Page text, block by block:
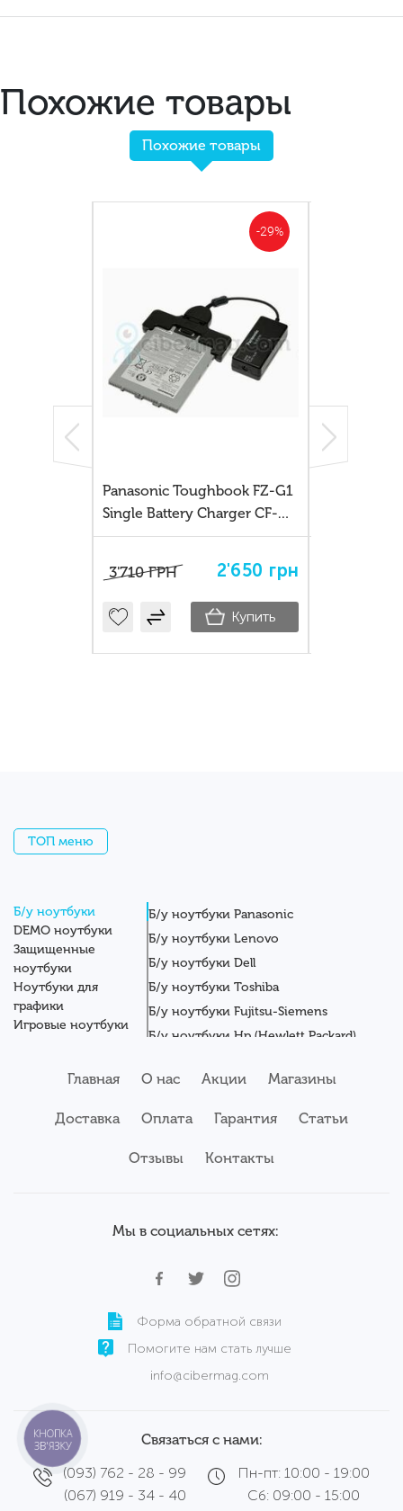
Похожие товары
Похожие товары
-29%
Panasonic Toughbook FZ-G1
Single Battery Charger CF-
VCBTB3 для зовнішньої
3'710 ГРН 2'650 грн
Купить
ТОП меню
Б/у ноутбуки
DEMO ноутбуки
Защищенные
ноутбуки
Ноутбуки для
графики
Игровые ноутбуки
Мониторы
Серверы
Б/у ноутбуки Panasonic
Б/у ноутбуки Lenovo
Б/у ноутбуки Dell
Б/у ноутбуки Toshiba
Б/у ноутбуки Fujitsu-Siemens
Б/у ноутбуки Hp (Hewlett Packard)
Б/у ноутбуки Asus
Б/у ноутбуки Samsung
Главная О нас Акции Магазины
Доставка Оплата Гарантия Статьи
Отзывы Контакты
Мы в социальных сетях:
Форма обратной связи
Помогите нам стать лучше
info@cibermag.com
Связаться с нами:
(093) 762 - 28 - 99
(067) 919 - 34 - 40
Пн-пт: 10:00 - 19:00
Сб: 09:00 - 15:00
КНОПКА
ЗВ'ЯЗКУ